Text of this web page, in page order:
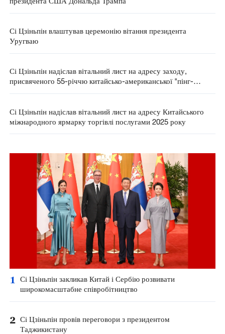
Сі Цзіньпін влаштував церемонію вітання президента
Уругваю
Сі Цзіньпін надіслав вітальний лист на адресу заходу,
присвяченого 55-річчю китайсько-американської "пінг-
Сі Цзіньпін надіслав вітальний лист на адресу Китайського
міжнародного ярмарку торгівлі послугами 2025 року
1
Сі Цзіньпін закликав Китай і Сербію розвивати
широкомасштабне співробітництво
2 Сі Цзіньпін провів переговори з президентом
Таджикистану